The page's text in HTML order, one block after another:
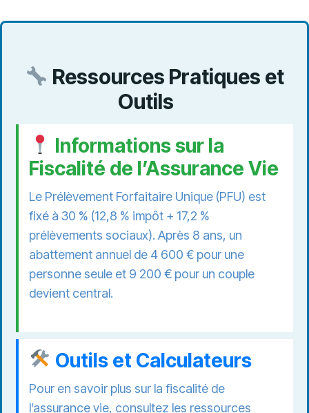
Ressources Pratiques et
Outils
Informations sur la
Fiscalité de l’Assurance Vie
Le Prélèvement Forfaitaire Unique (PFU) est
fixé à 30 % (12,8 % impôt + 17,2 %
prélèvements sociaux). Après 8 ans, un
abattement annuel de 4 600 € pour une
personne seule et 9 200 € pour un couple
devient central.
Outils et Calculateurs
Pour en savoir plus sur la fiscalité de
l’assurance vie, consultez les ressources